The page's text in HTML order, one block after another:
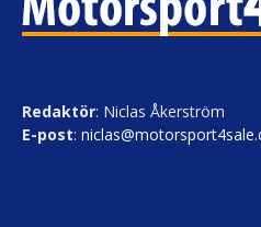
Redaktör: Niclas Åkerström
E-post: